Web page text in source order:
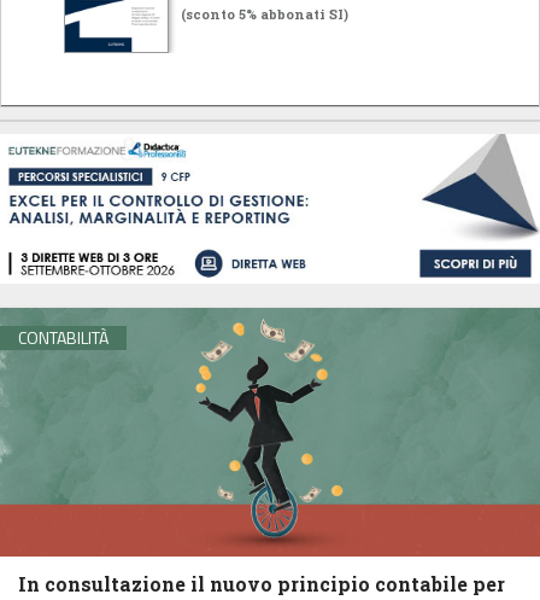
(sconto 5% abbonati SI)
CONTABILITÀ
In consultazione il nuovo principio contabile per